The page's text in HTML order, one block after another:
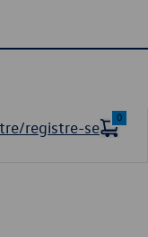
registre-se
0